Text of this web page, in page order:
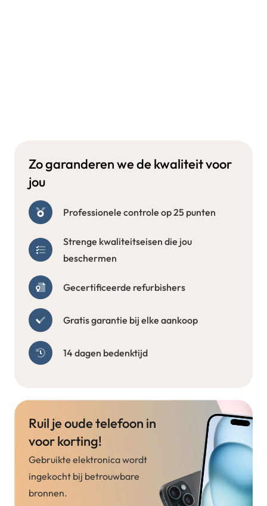
Zo garanderen we de kwaliteit voor
jou
Professionele controle op 25 punten
Strenge kwaliteitseisen die jou
beschermen
Gecertificeerde refurbishers
Gratis garantie bij elke aankoop
14 dagen bedenktijd
Ruil je oude telefoon in
voor korting!
Gebruikte elektronica wordt
ingekocht bij betrouwbare
bronnen.